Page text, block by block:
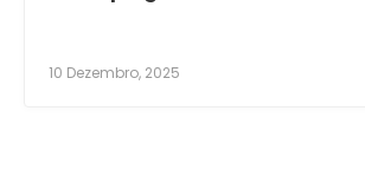
10 Dezembro, 2025